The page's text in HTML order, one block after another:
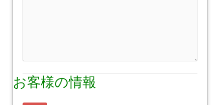
お客様の情報